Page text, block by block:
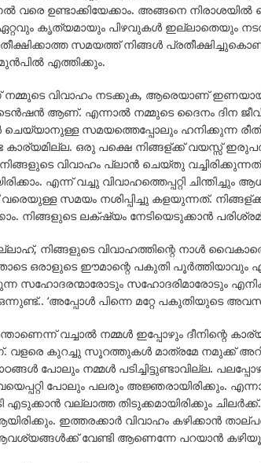
വരെ ഉണ്ടാക്കിയേക്കാം. അങ്ങനെ നിരാശയില്‍
ഏറ്റവും കൃത്യമായും പിഴവുകള്‍ ഇല്ലാതെയും
സമയത്ത് നിങ്ങള്‍
എത്തിക്കും.
നമ്മുടെ വിവാഹം നടക്കുക, ആരെയാണ്
ആണ്. എന്നാല്‍ നമ്മുടെ ദൈനം ദിന
ചെയ്യാനുള്ള സമയത്തെപ്പോലും ഹനിക്കുന്ന
കാര്യമില്ല. ഒരു പക്ഷെ നിങ്ങള്ക്ക് വയസ്സ്
വിവാഹം പ്ലാന്‍ ചെയ്തു
എന്ന് വച്ചു വിവാഹത്തെപ്പറ്റി ചിന്തിച്ചും
സമയം നശിപ്പിച്ചു കളയുന്നത്.
നിങ്ങളുടെ ലക്‌ഷ്യം നേടിയെടുക്കാന്‍
നിങ്ങളുടെ വിവാഹത്തിന്റെ നാള്‍ വൈകാതെ
ഒരാളുടെ ഈമാന്റെ പകുതി പൂര്‍ത്തിയാവും
സഹോദരന്മാരോടും സഹോദരിമാരോടും
‘അപ്പോള്‍ പിന്നെ മറ്റേ പകുതിയുടെ
വച്ചാല്‍ നമ്മള്‍ ഇപ്പോഴും ദീനിന്റെ
വളരെ കുറച്ചു സൂറത്തുകള്‍ മാത്രമേ നമുക്ക്
പോലും നമ്മള്‍ പടിച്ചിട്ടുണ്ടാവില്ല.
പോലും പലരും അജ്ഞരായിരിക്കും.
എടുക്കാന്‍ വല്ലാത്ത തിടുക്കമായിരിക്കും
ഇത്തരക്കാര്‍ വിവാഹം കഴിക്കാന്‍
വേണ്ടി ആണെന്നേ പറയാന്‍